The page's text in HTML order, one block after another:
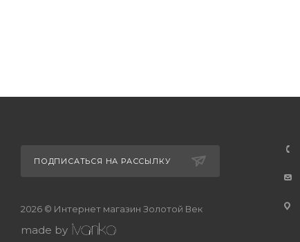
ПОДПИСАТЬСЯ НА РАССЫЛКУ
2026 © Интернет магазин Золотой Век
made by